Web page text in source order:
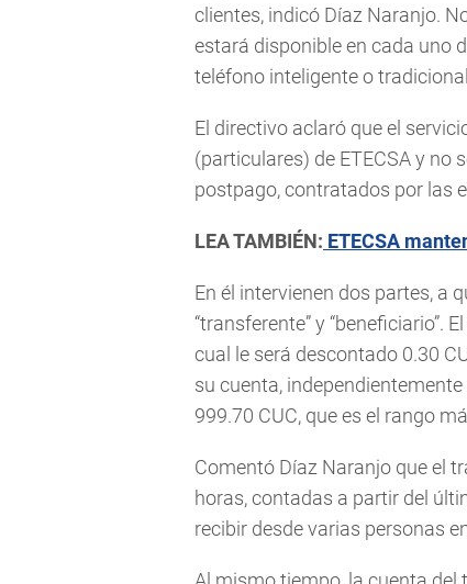
clientes, indicó Díaz Naranjo.
estará disponible en cada uno
teléfono inteligente o
El directivo aclaró que el
(particulares) de ETECSA y no
postpago, contratados por las
LEA TAMBIÉN: ETECSA
En él intervienen dos partes, a
“transferente” y “beneficiario”.
cual le será descontado 0.30
su cuenta,
999.70 CUC, que es el rango
Comentó Díaz Naranjo que el
horas, contadas a partir del
recibir desde varias personas